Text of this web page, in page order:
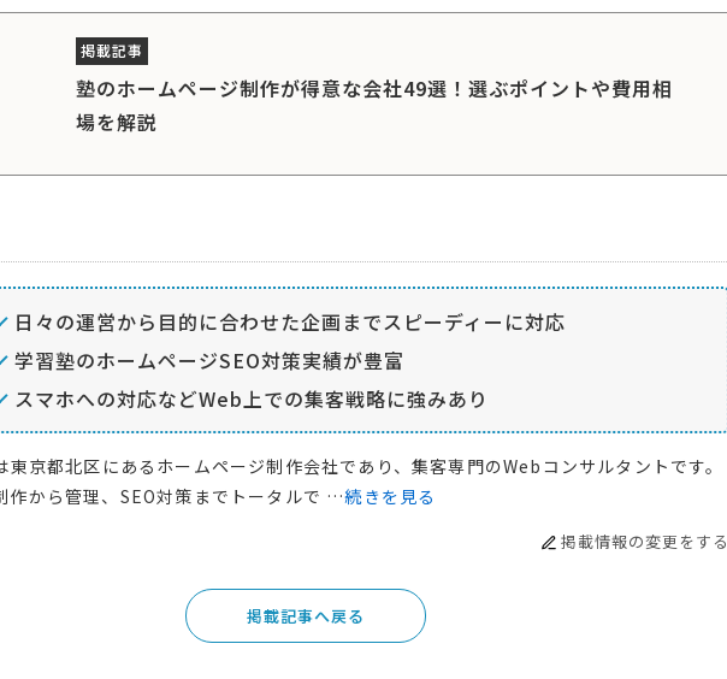
塾のホームページ制作が得意な会社49選！選ぶポイントや費用相
場を解説
日々の運営から目的に合わせた企画までスピーディーに対応
学習塾のホームページSEO対策実績が豊富
スマホへの対応などWeb上での集客戦略に強みあり
東京都北区にあるホームページ制作会社であり、集客専門のWebコンサルタントです。
作から管理、SEO対策までトータルで …続きを見る
掲載情報の変更をする
掲載記事へ戻る